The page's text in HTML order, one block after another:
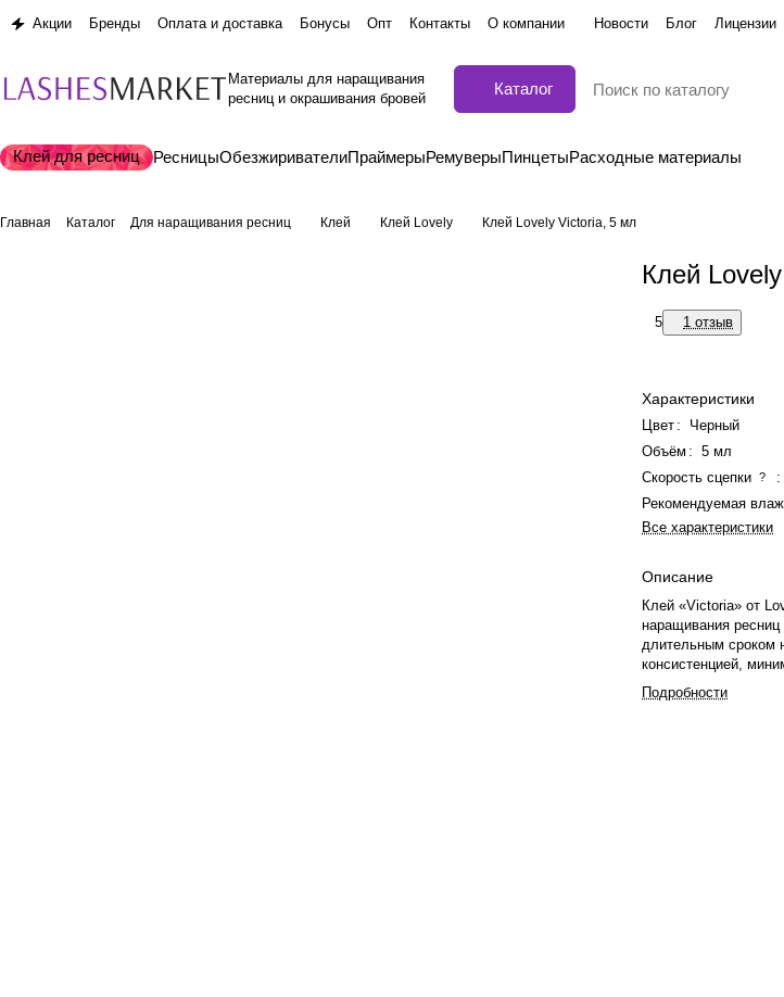
Акции Бренды Оплата и доставка Бонусы Опт Контакты О компании Новости Блог Лицензии
Материалы для наращивания
ресниц и окрашивания бровей
Каталог
Клей для ресниц РесницыОбезжиривателиПраймерыРемуверыПинцетыРасходные материалы
Главная Каталог Для наращивания ресниц Клей Клей Lovely Клей Lovely Victoria, 5 мл
Клей
5 1 отзыв
Характеристики
Цвет :
Черный
Объём :
5 мл
Скорость сцепки
? :
Рекомендуемая
Все характеристики
Описание
Клей «Victoria» от
наращивания ресниц
длительным сроком
консистенцией,
внешним условиям.
упаковки. Подходит
Подробности